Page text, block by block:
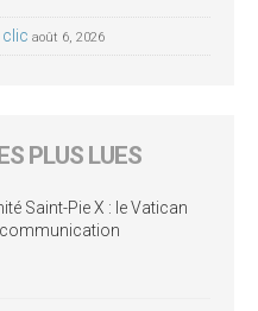
clic août 6, 2026
PLUS LUES
Saint-Pie X : le Vatican